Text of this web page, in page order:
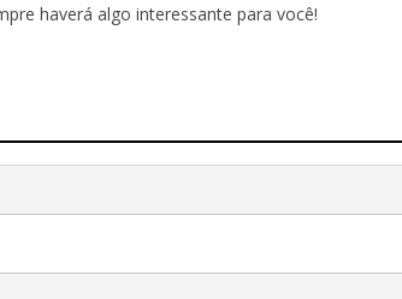
haverá algo interessante para você!